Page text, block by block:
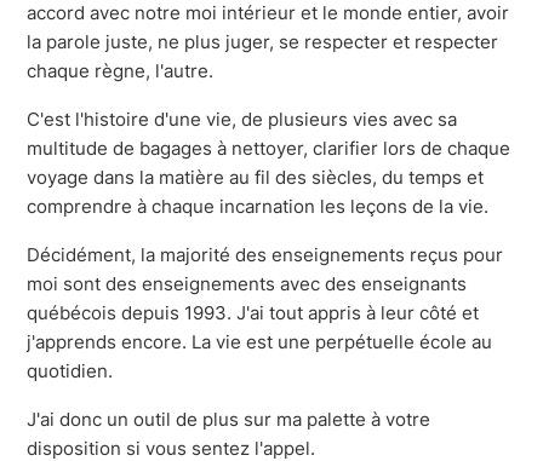
accord avec notre moi intérieur et le monde entier, avoir
la parole juste, ne plus juger, se respecter et respecter
chaque règne, l'autre.
C'est l'histoire d'une vie, de plusieurs vies avec sa
multitude de bagages à nettoyer, clarifier lors de chaque
voyage dans la matière au fil des siècles, du temps et
comprendre à chaque incarnation les leçons de la vie.
Décidément, la majorité des enseignements reçus pour
moi sont des enseignements avec des enseignants
québécois depuis 1993. J'ai tout appris à leur côté et
j'apprends encore. La vie est une perpétuelle école au
quotidien.
J'ai donc un outil de plus sur ma palette à votre
disposition si vous sentez l'appel.